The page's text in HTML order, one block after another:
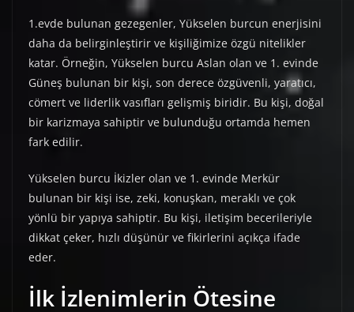
1.evde bulunan gezegenler, Yükselen burcun enerjisini
daha da belirginleştirir ve kişiliğimize özgü nitelikler
katar. Örneğin, Yükselen burcu Aslan olan ve 1. evinde
Güneş bulunan bir kişi, son derece özgüvenli, yaratıcı,
cömert ve liderlik vasıfları gelişmiş biridir. Bu kişi, doğal
bir karizmaya sahiptir ve bulunduğu ortamda hemen
fark edilir.
Yükselen burcu İkizler olan ve 1. evinde Merkür
bulunan bir kişi ise, zeki, konuşkan, meraklı ve çok
yönlü bir yapıya sahiptir. Bu kişi, iletişim becerileriyle
dikkat çeker, hızlı düşünür ve fikirlerini açıkça ifade
eder.
İlk İzlenimlerin Ötesine